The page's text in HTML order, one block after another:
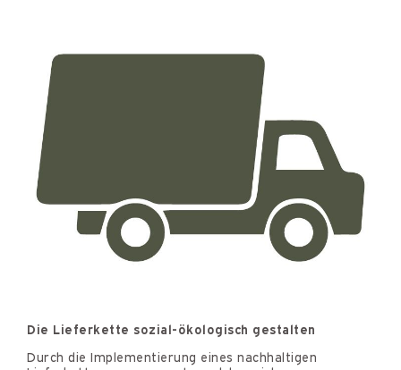
Die Lieferkette sozial-ökologisch gestalten
Durch die Implementierung eines nachhaltigen